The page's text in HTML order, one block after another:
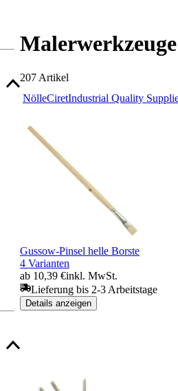
Malerwerkzeuge
207 Artikel
NölleCiretIndustrial Quality
Gussow-Pinsel helle Borste
4 Varianten
ab 10,39 €inkl. MwSt.
Lieferung bis 2-3 Arbeitstage
Details anzeigen